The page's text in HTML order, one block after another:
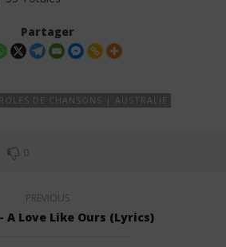
Partager
DE CHANSONS | AUSTRALIE
0
PREVIOUS
A Love Like Ours (Lyrics)